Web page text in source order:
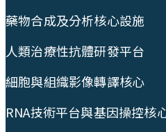
藥物合成及分析核心設施
人類治療性抗體研發平台
細胞與組織影像轉譯核心
RNA技術平台與基因操控核